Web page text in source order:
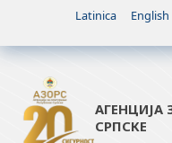
Latinica English
АГЕНЦИЈА
СРПСКЕ